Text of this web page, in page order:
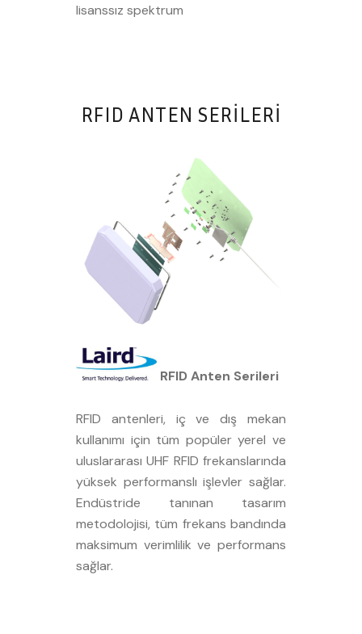
lisanssız spektrum
RFID ANTEN SERILERI
RFID Anten Serileri
RFID antenleri, iç ve dış mekan
kullanımı için tüm popüler yerel ve
uluslararası UHF RFID frekanslarında
yüksek performanslı işlevler sağlar.
Endüstride tanınan tasarım
metodolojisi, tüm frekans bandında
maksimum verimlilik ve performans
sağlar.